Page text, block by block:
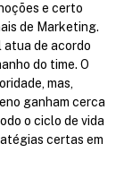
e certo
de Marketing.
de acordo
do time. O
mas,
ganham cerca
o ciclo de vida
certas em